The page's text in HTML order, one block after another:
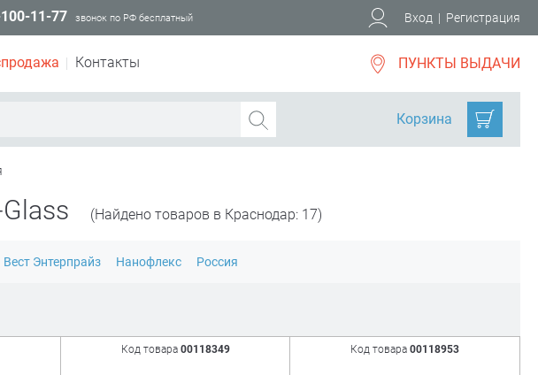
11-77 звонок по РФ бесплатный Вход | Регистрация
Контакты ПУНКТЫ ВЫДАЧИ
Корзина
(Найдено товаров в Краснодар: 17)
Вест Энтерпрайз Нанофлекс Россия
Код товара 00118349 Код товара00118953